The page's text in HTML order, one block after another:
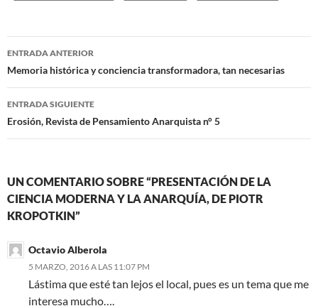
Navegación
de
entradas
ENTRADA ANTERIOR
Memoria histórica y conciencia transformadora, tan necesarias
ENTRADA SIGUIENTE
Erosión, Revista de Pensamiento Anarquista n° 5
UN COMENTARIO SOBRE “PRESENTACIÓN DE LA
CIENCIA MODERNA Y LA ANARQUÍA, DE PIOTR
KROPOTKIN”
Octavio Alberola
5 MARZO, 2016 A LAS 11:07 PM
Lástima que esté tan lejos el local, pues es un tema que me
interesa mucho….